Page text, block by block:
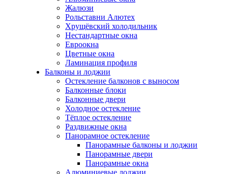
Жалюзи
Рольставни Алютех
Хрущёвский холодильник
Нестандартные окна
Евроокна
Цветные окна
Ламинация профиля
Балконы и лоджии
Остекление балконов с выносом
Балконные блоки
Балконные двери
Холодное остекление
Тёплое остекление
Раздвижные окна
Панорамное остекление
Панорамные балконы и лоджии
Панорамные двери
Панорамные окна
Алюминиевые лоджии